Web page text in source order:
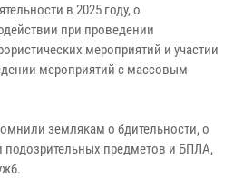
в 2025 году, о
при проведении
мероприятий и участии
мероприятий с массовым
землякам о бдительности, о
подозрительных предметов и БПЛА,